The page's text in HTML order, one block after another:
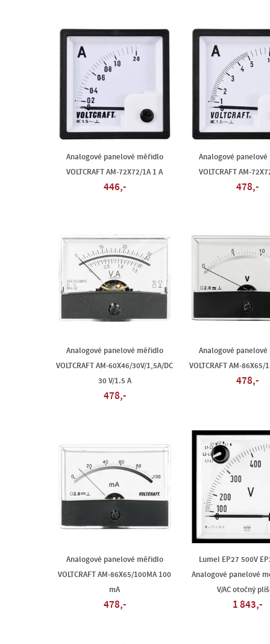
Analogové panelové měřidlo
VOLTCRAFT AM-72X72/1A 1 A
446,-
Analogové
VOLTCRAFT AM-
478,-
Analogové panelové měřidlo
VOLTCRAFT AM-60X46/30V/1,5A/DC
30 V/1.5 A
478,-
Analogové
VOLTCRAFT AM-86X65/
478,-
Analogové panelové měřidlo
VOLTCRAFT AM-86X65/100MA 100
mA
478,-
Lumel EP27 500V
Analogové panelové
V/AC otočný
1 843,-